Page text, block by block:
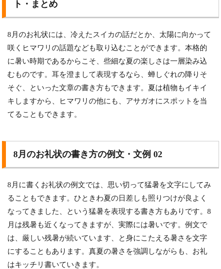
ト・まとめ
8月のお礼状には、冷えたスイカの話だとか、太陽に向かって
咲くヒマワリの話題なども取り込むことができます。本格的
に暑い時期であるからこそ、些細な夏の楽しさは一層染み込
むものです。耳を澄まして表現するなら、蝉しぐれの降りそ
そぐ、といった文章の書き方もできます。夏は植物もイキイ
キしますから、ヒマワリの他にも、アサガオにスポットを当
てることもできます。
8月のお礼状の書き方の例文・文例 02
8月に書くお礼状の例文では、思い切って猛暑を文字にしてみ
ることもできます。ひときわ夏の日差しも照りつけが良よく
なってきました、という猛暑を表現する書き方もありです。8
月は残暑も近くなってきますが、実際には暑いです。例文で
は、厳しい残暑が続いています、と身にこたえる暑さを文字
にすることもあります。真夏の暑さを強調しながらも、お礼
はキッチリ書いていきます。